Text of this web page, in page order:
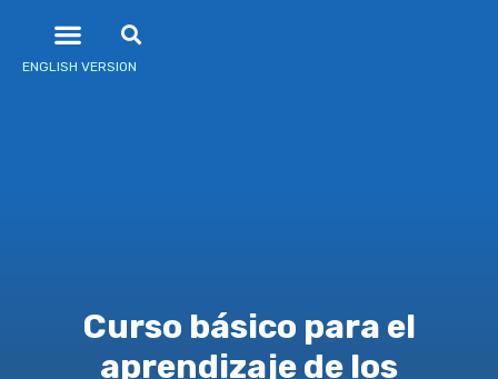
ENGLISH VERSION
Curso básico para el
aprendizaje de los